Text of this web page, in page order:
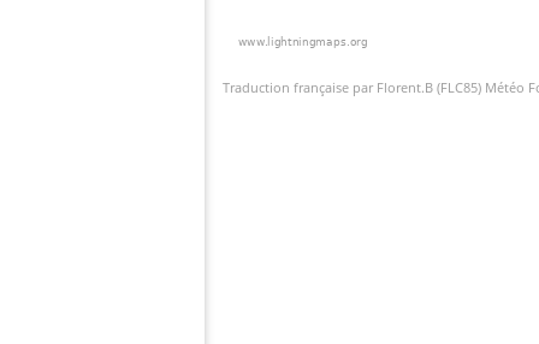
Traduction française par Florent.B (FLC85) Météo